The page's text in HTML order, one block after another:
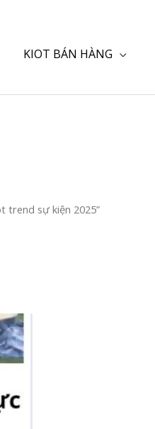
KIOT BÁN HÀNG
trend sự kiện 2025”